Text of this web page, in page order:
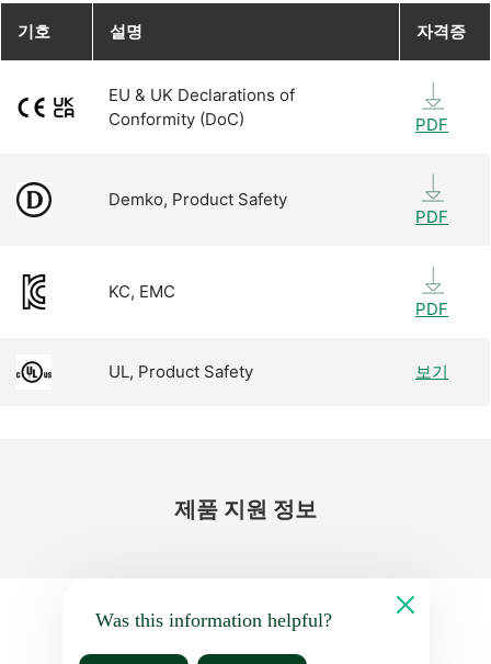
기호 설명 자격증
EU & UK Declarations of
Conformity (DoC)
PDF
Demko, Product Safety
PDF
KC, EMC
PDF
UL, Product Safety 보기
제품 지원 정보
Was this information helpful?